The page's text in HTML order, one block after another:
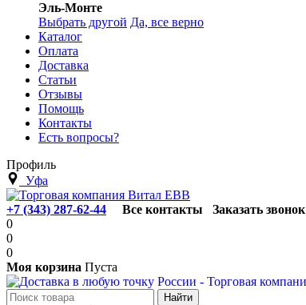
Эль-Монте
Выбрать другой Да, все верно
Каталог
Оплата
Доставка
Статьи
Отзывы
Помощь
Контакты
Есть вопросы?
Профиль
Уфа
+7 (343) 287-62-44 Все контакты
Заказать звонок
0
0
0
Моя корзина Пуста